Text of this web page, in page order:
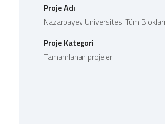
Proje Adı
Nazarbayev Üniversitesi Tüm Blokları
Proje Kategori
Tamamlanan projeler